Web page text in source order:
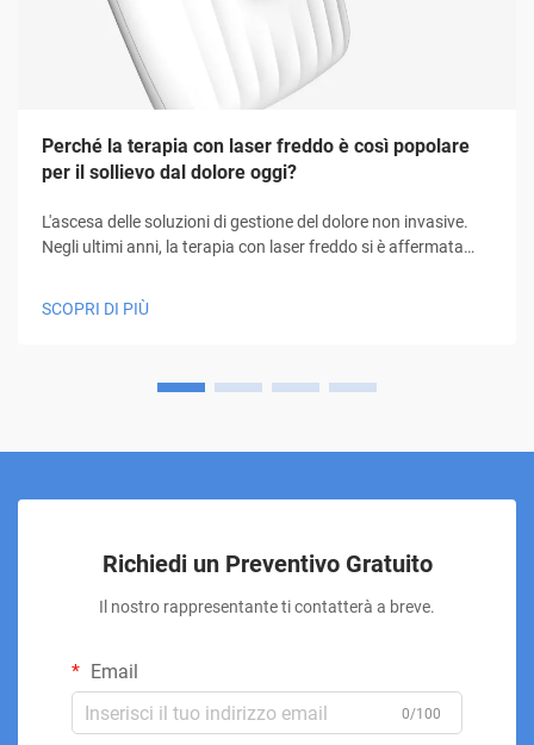
Perché la terapia con laser freddo è così popolare
per il sollievo dal dolore oggi?
L'ascesa delle soluzioni di gestione del dolore non invasive.
Negli ultimi anni, la terapia con laser freddo si è affermata
offrendo speranza a milioni di persone in cerca di sollievo
SCOPRI DI PIÙ
Richiedi un Preventivo Gratuito
Il nostro rappresentante ti contatterà a breve.
Email
0/100